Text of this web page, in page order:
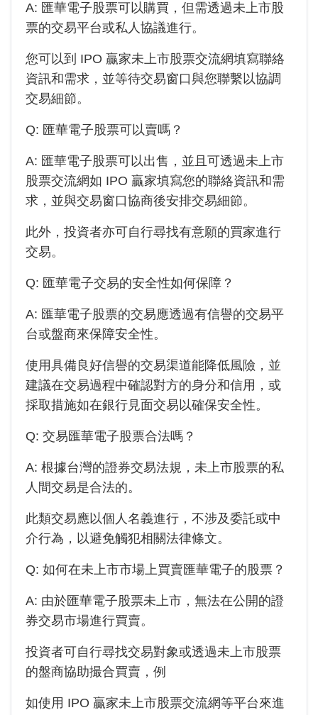
A: 匯華電子股票可以購買，但需透過未上市股
票的交易平台或私人協議進行。
您可以到 IPO 贏家未上市股票交流網填寫聯絡
資訊和需求，並等待交易窗口與您聯繫以協調
交易細節。
Q: 匯華電子股票可以賣嗎？
A: 匯華電子股票可以出售，並且可透過未上市
股票交流網如 IPO 贏家填寫您的聯絡資訊和需
求，並與交易窗口協商後安排交易細節。
此外，投資者亦可自行尋找有意願的買家進行
交易。
Q: 匯華電子交易的安全性如何保障？
A: 匯華電子股票的交易應透過有信譽的交易平
台或盤商來保障安全性。
使用具備良好信譽的交易渠道能降低風險，並
建議在交易過程中確認對方的身分和信用，或
採取措施如在銀行見面交易以確保安全性。
Q: 交易匯華電子股票合法嗎？
A: 根據台灣的證券交易法規，未上市股票的私
人間交易是合法的。
此類交易應以個人名義進行，不涉及委託或中
介行為，以避免觸犯相關法律條文。
Q: 如何在未上市市場上買賣匯華電子的股票？
A: 由於匯華電子股票未上市，無法在公開的證
券交易市場進行買賣。
投資者可自行尋找交易對象或透過未上市股票
的盤商協助撮合買賣，例
如使用 IPO 贏家未上市股票交流網等平台來進